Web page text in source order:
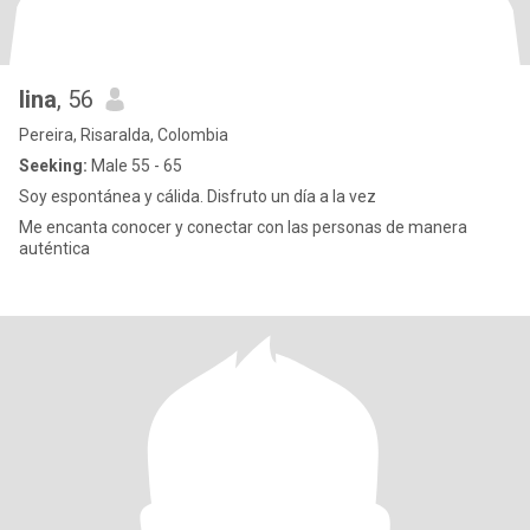
lina, 56
Pereira, Risaralda, Colombia
Seeking: Male 55 - 65
Soy espontánea y cálida. Disfruto un día a la vez
Me encanta conocer y conectar con las personas de manera
auténtica